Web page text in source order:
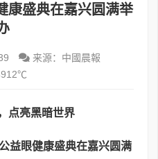
康盛典在嘉兴圆满举
来源：中國晨報
点亮黑暗世界
益眼健康盛典在嘉兴圆满